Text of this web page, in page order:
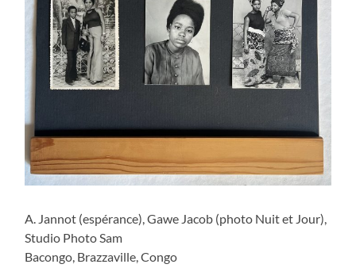
A. Jannot (espérance), Gawe Jacob (photo Nuit et Jour),
Studio Photo Sam
Bacongo, Brazzaville, Congo